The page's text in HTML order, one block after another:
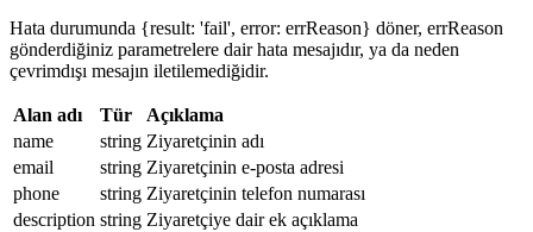
Hata durumunda {result: 'fail', error: errReason} döner, errReason
gönderdiğiniz parametrelere dair hata mesajıdır, ya da neden
çevrimdışı mesajın iletilemediğidir.
Alan adı Tür
Açıklama
name
string Ziyaretçinin adı
email
string Ziyaretçinin e-posta adresi
phone
string Ziyaretçinin telefon numarası
description string Ziyaretçiye dair ek açıklama